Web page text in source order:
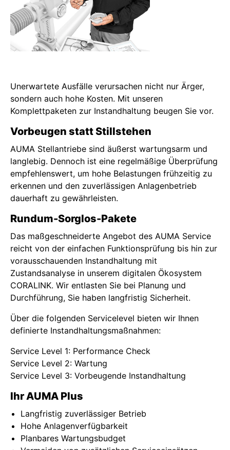
Unerwartete Ausfälle verursachen nicht nur Ärger,
sondern auch hohe Kosten. Mit unseren
Komplettpaketen zur Instandhaltung beugen Sie vor.
Vorbeugen statt Stillstehen
AUMA Stellantriebe sind äußerst wartungsarm und
langlebig. Dennoch ist eine regelmäßige Überprüfung
empfehlenswert, um hohe Belastungen frühzeitig zu
erkennen und den zuverlässigen Anlagenbetrieb
dauerhaft zu gewährleisten.
Rundum-Sorglos-Pakete
Das maßgeschneiderte Angebot des AUMA Service
reicht von der einfachen Funktionsprüfung bis hin zur
vorausschauenden Instandhaltung mit
Zustandsanalyse in unserem digitalen Ökosystem
CORALINK. Wir entlasten Sie bei Planung und
Durchführung, Sie haben langfristig Sicherheit.
Über die folgenden Servicelevel bieten wir Ihnen
definierte Instandhaltungsmaßnahmen:
Service Level 1: Performance Check
Service Level 2: Wartung
Service Level 3: Vorbeugende Instandhaltung
Ihr AUMA Plus
Langfristig zuverlässiger Betrieb
Hohe Anlagenverfügbarkeit
Planbares Wartungsbudget